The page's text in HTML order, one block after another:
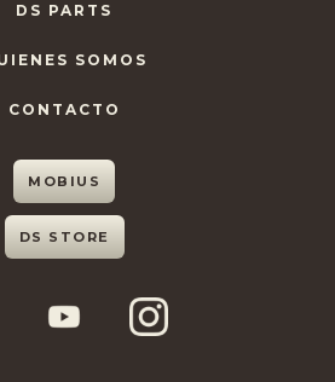
DS PARTS
SOMOS
CONTACTO
MOBIUS
DS STORE